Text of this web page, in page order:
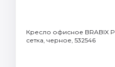
Кресло офисное BRABIX
сетка, черное, 532546